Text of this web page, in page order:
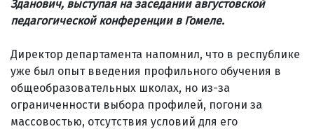
Зданович, выступая на заседании августовской
педагогической конференции в Гомеле.
Директор департамента напомнил, что в республике
уже был опыт введения профильного обучения в
общеобразовательных школах, но из-за
ограниченности выбора профилей, погони за
массовостью, отсутствия условий для его